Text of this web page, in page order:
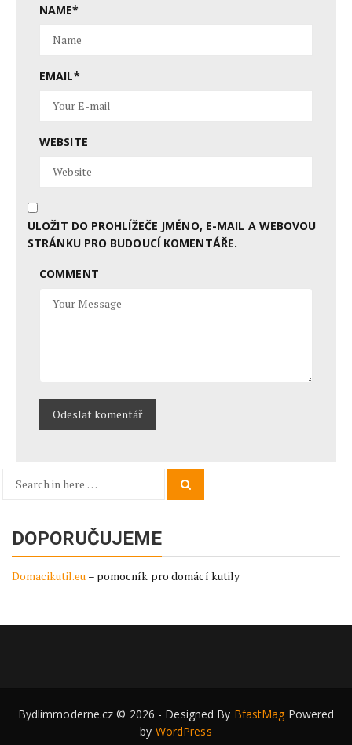
NAME*
EMAIL*
WEBSITE
ULOŽIT DO PROHLÍŽEČE JMÉNO, E-MAIL A WEBOVOU
STRÁNKU PRO BUDOUCÍ KOMENTÁŘE.
COMMENT
Search
DOPORUČUJEME
Domacikutil.eu – pomocník pro domácí kutily
Bydlimmoderne.cz © 2026 - Designed By BfastMag Powered
by WordPress